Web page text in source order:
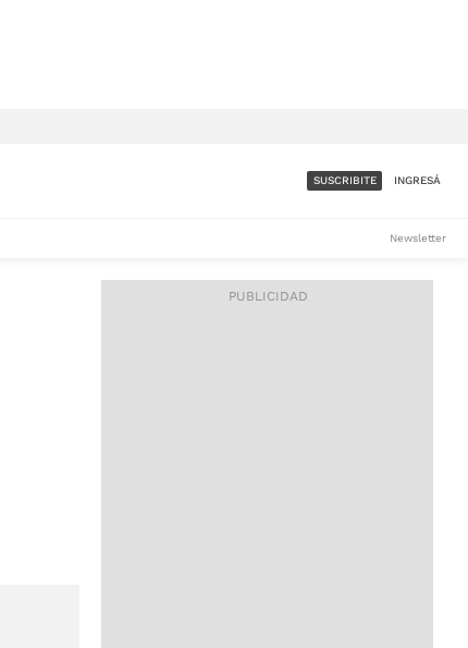
ACCESO FULL - $1.800/MES
SUSCRIBITE INGRESÁ
Newsletter